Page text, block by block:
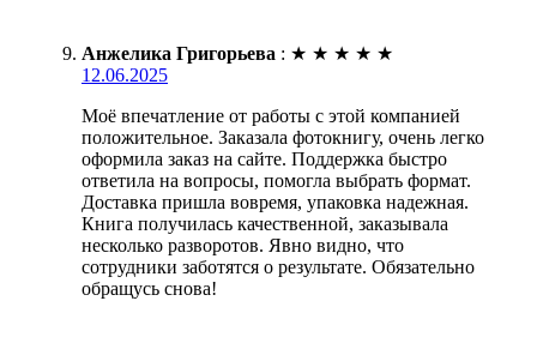
Анжелика Григорьева : ★ ★ ★ ★ ★
12.06.2025
Моё впечатление от работы с этой компанией
положительное. Заказала фотокнигу, очень легко
оформила заказ на сайте. Поддержка быстро
ответила на вопросы, помогла выбрать формат.
Доставка пришла вовремя, упаковка надежная.
Книга получилась качественной, заказывала
несколько разворотов. Явно видно, что
сотрудники заботятся о результате. Обязательно
обращусь снова!